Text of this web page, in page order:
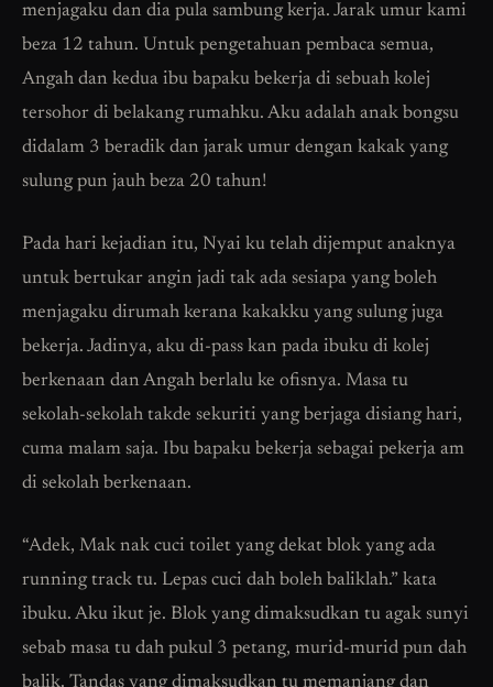
menjagaku dan dia pula sambung kerja. Jarak umur kami
beza 12 tahun. Untuk pengetahuan pembaca semua,
Angah dan kedua ibu bapaku bekerja di sebuah kolej
tersohor di belakang rumahku. Aku adalah anak bongsu
didalam 3 beradik dan jarak umur dengan kakak yang
sulung pun jauh beza 20 tahun!
Pada hari kejadian itu, Nyai ku telah dijemput anaknya
untuk bertukar angin jadi tak ada sesiapa yang boleh
menjagaku dirumah kerana kakakku yang sulung juga
bekerja. Jadinya, aku di-pass kan pada ibuku di kolej
berkenaan dan Angah berlalu ke ofisnya. Masa tu
sekolah-sekolah takde sekuriti yang berjaga disiang hari,
cuma malam saja. Ibu bapaku bekerja sebagai pekerja am
di sekolah berkenaan.
“Adek, Mak nak cuci toilet yang dekat blok yang ada
running track tu. Lepas cuci dah boleh baliklah.” kata
ibuku. Aku ikut je. Blok yang dimaksudkan tu agak sunyi
sebab masa tu dah pukul 3 petang, murid-murid pun dah
balik. Tandas yang dimaksudkan tu memanjang dan